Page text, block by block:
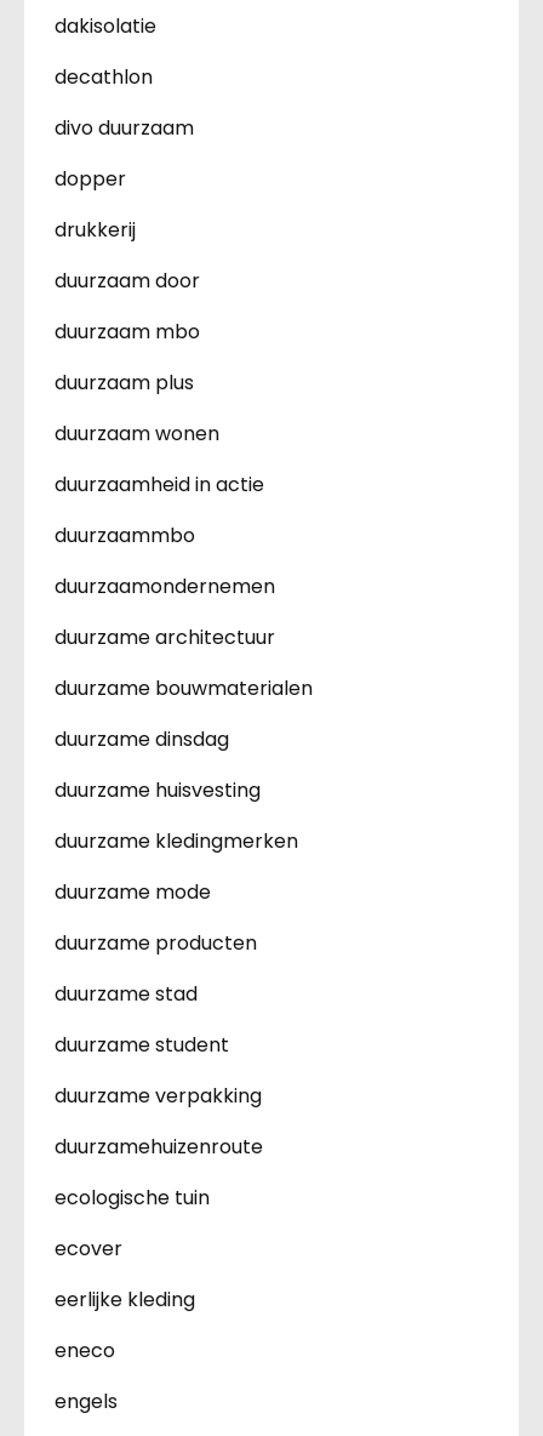
dakisolatie
decathlon
divo duurzaam
dopper
drukkerij
duurzaam door
duurzaam mbo
duurzaam plus
duurzaam wonen
duurzaamheid in actie
duurzaammbo
duurzaamondernemen
duurzame architectuur
duurzame bouwmaterialen
duurzame dinsdag
duurzame huisvesting
duurzame kledingmerken
duurzame mode
duurzame producten
duurzame stad
duurzame student
duurzame verpakking
duurzamehuizenroute
ecologische tuin
ecover
eerlijke kleding
eneco
engels